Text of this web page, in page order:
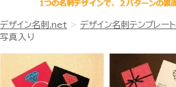
デザイン名刺.net デザイン名刺テンプレート
写真入り